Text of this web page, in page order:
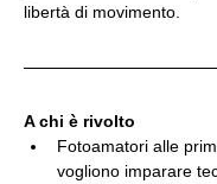
libertà di movimento.
A chi è rivolto
Fotoamatori alle
vogliono imparare